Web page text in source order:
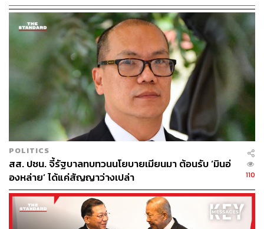
POLITICS
สส. ปชน. จี้รัฐบาลทบทวนนโยบายเมียนมา ต้อนรับ ‘มินอ่
องหล่าย’ ได้แค่สัญญาว่างเปล่า
110